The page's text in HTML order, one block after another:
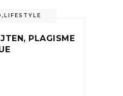
,LIFESTYLE
PLAGISME